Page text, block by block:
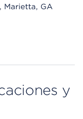
Marietta, GA
mobile devices
y